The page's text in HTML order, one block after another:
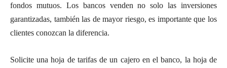
fondos mutuos. Los bancos venden no solo las inversiones
garantizadas, también las de mayor riesgo, es importante que los
clientes conozcan la diferencia.
Solicite una hoja de tarifas de un cajero en el banco, la hoja de